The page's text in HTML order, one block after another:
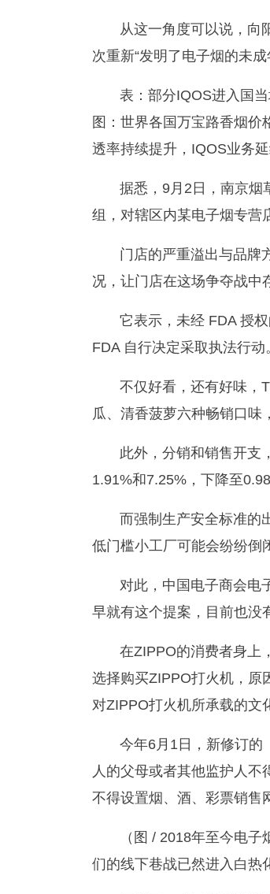
从这一角度可以说，向
次重新“发明了电子烟的未成
表：部分IQOS进入国
图：世界各国万宝路香烟价
透率持续提升，IQOS业务
据悉，9月2日，南京烟
组，对辖区内某电子烟专营
门店的严重溢出与品牌
况，让门店在这场争夺战中
它表示，未经 FDA 授
FDA 自行决定采取执法行动
不仅好看，还有好味，
瓜、清香菠萝六种畅销口味
此外，分销和销售开支
1.91%和7.25%，下降至
而强制生产安全标准的
低门槛小工厂可能会纷纷倒
对此，中国电子商会电
早就有这个提案，目前也没
在ZIPPO的消费者身上
选择购买ZIPPO打火机，原
对ZIPPO打火机所承载的文
今年6月1日，新修订的
人的父母或者其他监护人不
不得设置烟、酒、彩票销售
（图 / 2018年至今电
们的线下巷战已然进入白热